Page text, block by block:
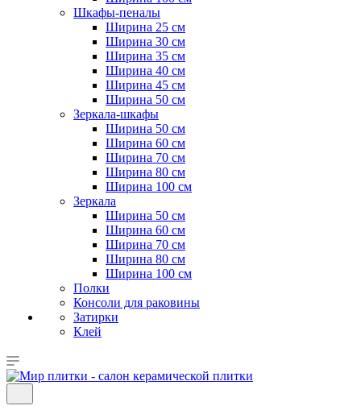
Шкафы-пеналы
Ширина 25 см
Ширина 30 см
Ширина 35 см
Ширина 40 см
Ширина 45 см
Ширина 50 см
Зеркала-шкафы
Ширина 50 см
Ширина 60 см
Ширина 70 см
Ширина 80 см
Ширина 100 см
Зеркала
Ширина 50 см
Ширина 60 см
Ширина 70 см
Ширина 80 см
Ширина 100 см
Полки
Консоли для раковины
Затирки
Клей